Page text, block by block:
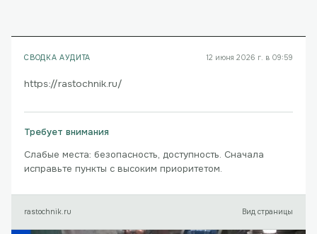
СВОДКА АУДИТА 12 июня 2026 г. в 09:59
https://rastochnik.ru/
Требует внимания
Слабые места: безопасность, доступность. Сначала
исправьте пункты с высоким приоритетом.
rastochnik.ru Вид страницы